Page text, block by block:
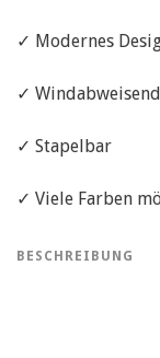
✓ Modernes
✓ Windabweisend
✓ Stapelbar
✓ Viele Farben
BESCHREIBUNG